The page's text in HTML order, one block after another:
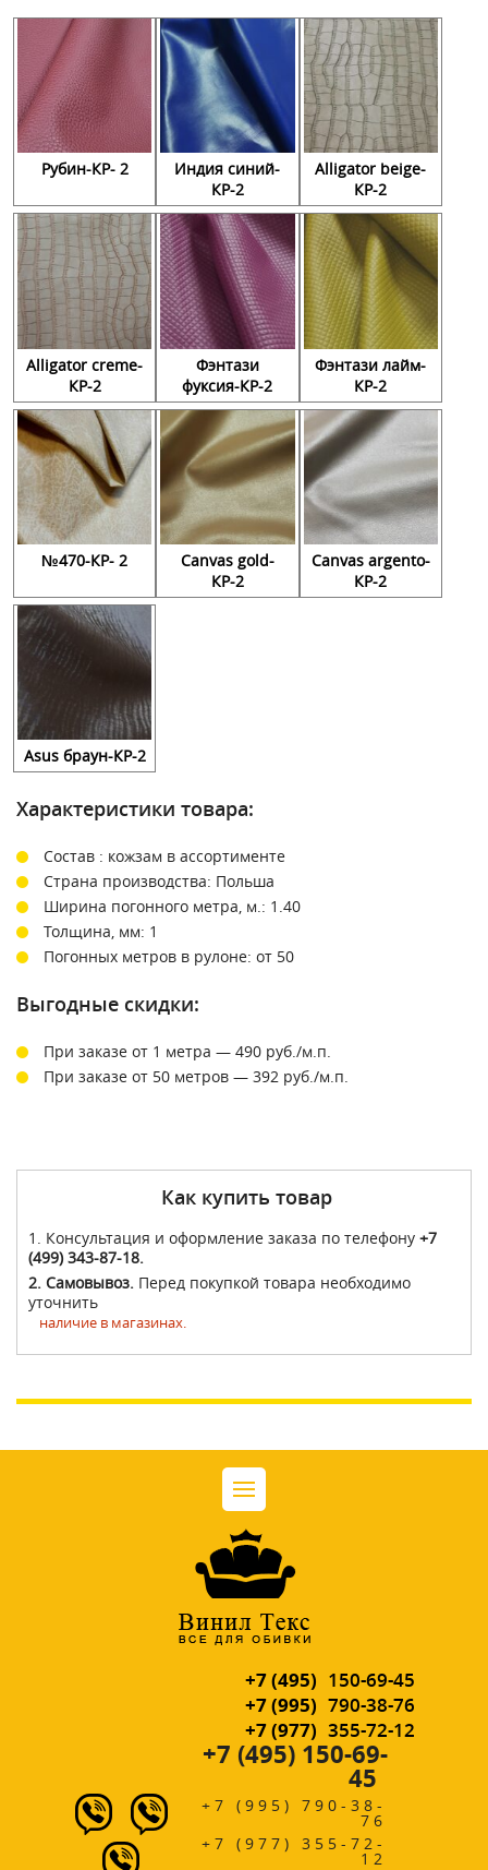
Рубин-КР- 2
Индия синий-
КР-2
Alligator beige-
КР-2
Alligator creme-
КР-2
Фэнтази
фуксия-КР-2
Фэнтази лайм-
КР-2
№470-КР- 2
Canvas gold-
КР-2
Canvas argento-
КР-2
Asus браун-КР-2
Характеристики товара:
Состав : кожзам в ассортименте
Страна производства: Польша
Ширина погонного метра, м.: 1.40
Толщина, мм: 1
Погонных метров в рулоне: от 50
Выгодные скидки:
При заказе от 1 метра — 490 руб./м.п.
При заказе от 50 метров — 392 руб./м.п.
Как купить товар
1. Консультация и оформление заказа по телефону +7
(499) 343-87-18.
2. Самовывоз. Перед покупкой товара необходимо
уточнить
наличие в магазинах.
+7 (495) 150-69-45
+7 (995) 790-38-76
+7 (977) 355-72-12
+7 (495) 150-69-
45
+7 (995) 790-38-
76
+7 (977) 355-72-
12